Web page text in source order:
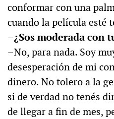
conformar con una
cuando la película esté
–¿Sos moderada con
–No, para nada. Soy
desesperación de mi
dinero. No tolero a la
si de verdad no tenés
de llegar a fin de mes,